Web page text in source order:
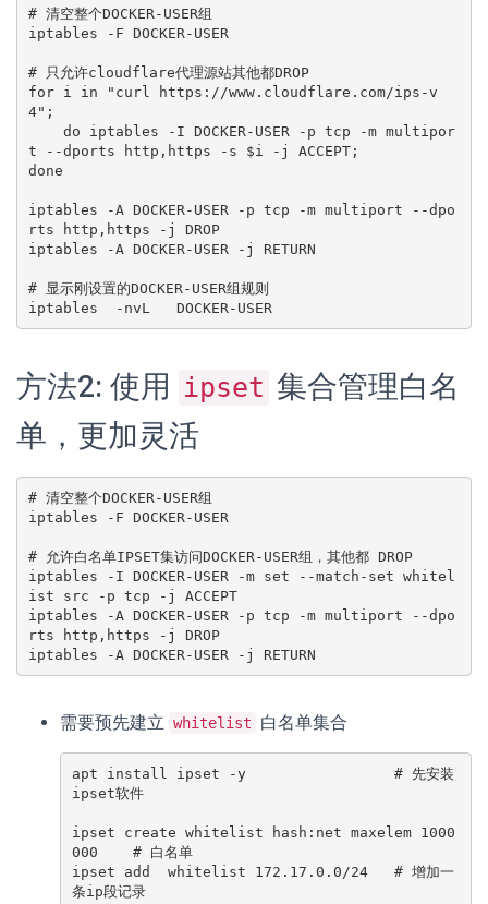
# 清空整个DOCKER-USER组
iptables -F DOCKER-USER
# 只允许cloudflare代理源站其他都DROP
for i in "curl https://www.cloudflare.com/ips-v
4";
t --dports http,https -s $i -j ACCEPT;
done
iptables -A DOCKER-USER -p tcp -m multiport --dpo
rts http,https -j DROP
iptables -A DOCKER-USER -j RETURN
# 显示刚设置的DOCKER-USER组规则
iptables  -nvL   DOCKER-USER
方法2: 使用 ipset 集合管理白名
单，更加灵活
# 清空整个DOCKER-USER组
iptables -F DOCKER-USER
# 允许白名单IPSET集访问DOCKER-USER组，其他都 DROP
iptables -I DOCKER-USER -m set --match-set whitel
ist src -p tcp -j ACCEPT
iptables -A DOCKER-USER -p tcp -m multiport --dpo
rts http,https -j DROP
iptables -A DOCKER-USER -j RETURN
需要预先建立 whitelist 白名单集合
apt install ipset -y                 # 先安装
ipset软件
ipset create whitelist hash:net maxelem 1000
000    # 白名单
ipset add  whitelist 172.17.0.0/24   # 增加一
条ip段记录